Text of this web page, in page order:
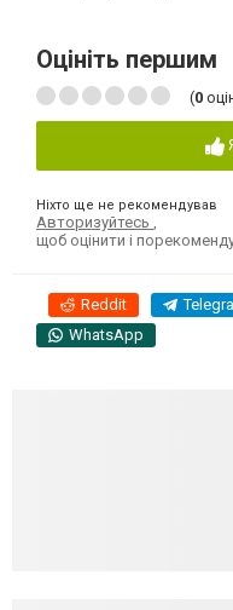
Оцініть першим
(0
Ніхто ще не рекомендував
Авторизуйтесь
щоб оцінити і
Reddit
WhatsApp